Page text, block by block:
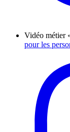
Vidéo métier
pour les